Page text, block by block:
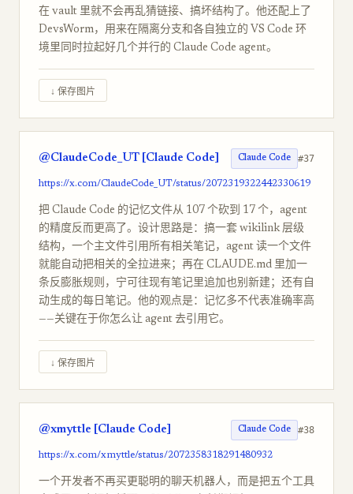
在 vault 里就不会再乱猜链接、搞坏结构了。他还配上了
DevsWorm，用来在隔离分支和各自独立的 VS Code 环
境里同时拉起好几个并行的 Claude Code agent。
↓ 保存图片
@ClaudeCode_UT [Claude Code] Claude Code #37
https://x.com/ClaudeCode_UT/status/2072319322442330619
把 Claude Code 的记忆文件从 107 个砍到 17 个，agent
的精度反而更高了。设计思路是：搞一套 wikilink 层级
结构，一个主文件引用所有相关笔记，agent 读一个文件
就能自动把相关的全拉进来；再在 CLAUDE.md 里加一
条反膨胀规则，宁可往现有笔记里追加也别新建；还有自
动生成的每日笔记。他的观点是：记忆多不代表准确率高
——关键在于你怎么让 agent 去引用它。
↓ 保存图片
@xmyttle [Claude Code] Claude Code #38
https://x.com/xmyttle/status/2072358318291480932
一个开发者不再买更聪明的聊天机器人，而是把五个工具